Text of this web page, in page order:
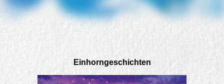
Einhorngeschichten